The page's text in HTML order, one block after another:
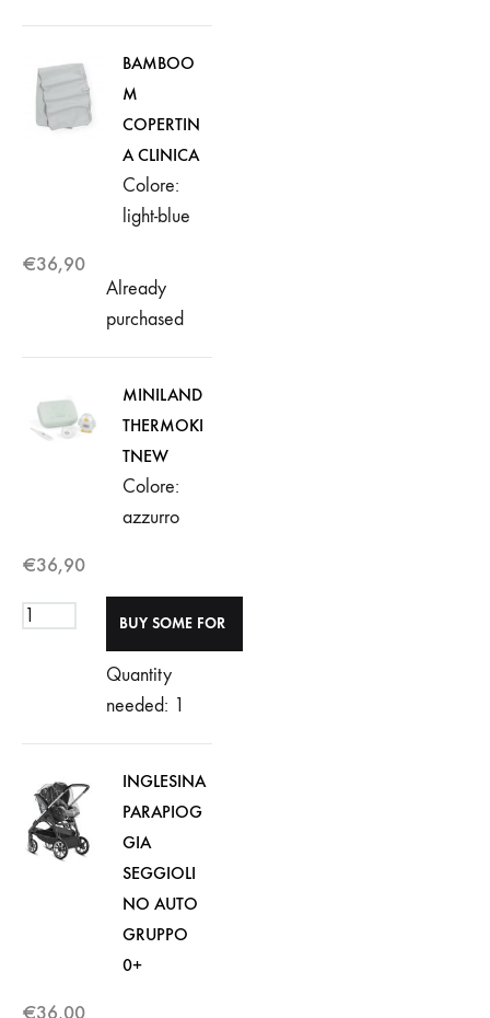
BAMBOO
M
COPERTIN
A CLINICA
Colore:
light-blue
€36,90
Already
purchased
MINILAND
THERMOKI
TNEW
Colore:
azzurro
€36,90
Quantity
needed: 1
INGLESINA
PARAPIOG
GIA
SEGGIOLI
NO AUTO
GRUPPO
0+
€36,00